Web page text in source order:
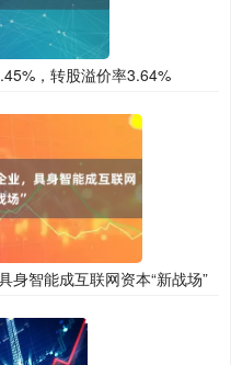
，转股溢价率3.64%
身智能成互联网资本“新战场”